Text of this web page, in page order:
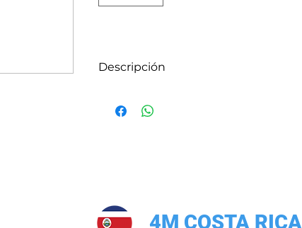
Descripción
edades y razas.
4M COSTA RICA